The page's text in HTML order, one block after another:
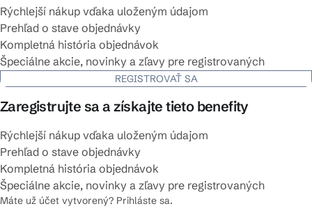
Rýchlejší nákup vďaka uloženým údajom
Prehľad o stave objednávky
Kompletná história objednávok
Špeciálne akcie, novinky a zľavy pre registrovaných
REGISTROVAŤ SA
Zaregistrujte sa a získajte tieto benefity
Rýchlejší nákup vďaka uloženým údajom
Prehľad o stave objednávky
Kompletná história objednávok
Špeciálne akcie, novinky a zľavy pre registrovaných
Máte už účet vytvorený? Prihláste sa.